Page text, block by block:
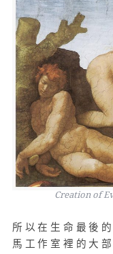
Creation of
所以在生命最後
馬工作室裡的大